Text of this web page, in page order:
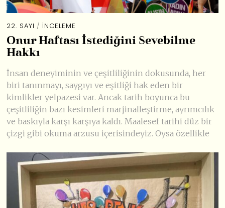
22. SAYI / İNCELEME
Onur Haftası İstediğini Sevebilme
Hakkı
İnsan deneyiminin ve çeşitliliğinin dokusunda, her
biri tanınmayı, saygıyı ve eşitliği hak eden bir
kimlikler yelpazesi var. Ancak tarih boyunca bu
çeşitliliğin bazı kesimleri marjinalleştirme, ayrımcılık
ve baskıyla karşı karşıya kaldı. Maalesef tarihi düz bir
çizgi gibi okuma arzusu içerisindeyiz. Oysa özellikle